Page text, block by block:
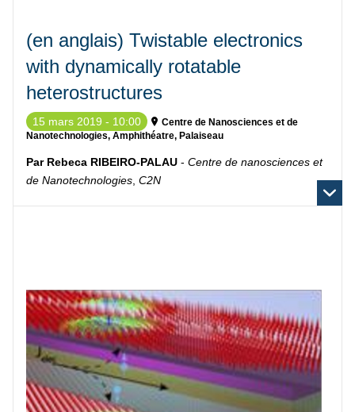
(en anglais) Twistable electronics
with dynamically rotatable
heterostructures
15 mars 2019 - 10:00
Centre de Nanosciences et de
Nanotechnologies, Amphithéatre, Palaiseau
Par Rebeca RIBEIRO-PALAU - Centre de nanosciences et
de Nanotechnologies, C2N